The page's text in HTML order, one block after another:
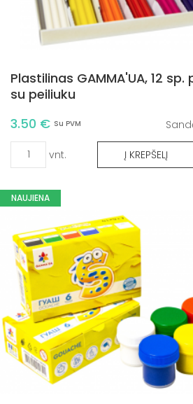
Plastilinas GAMMA'UA, 12 sp.
su peiliuku
3.50 € Su PVM
vnt. Į KREPŠELĮ
NAUJIENA